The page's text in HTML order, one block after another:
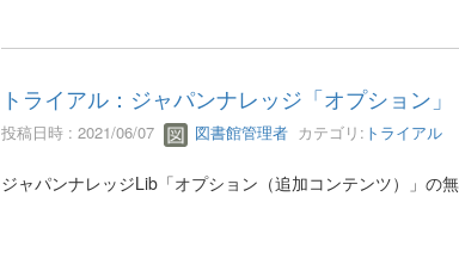
トライアル：ジャパンナレッジ「オプション」
投稿日時 : 2021/06/07 図書館管理者カテゴリ: トライアル
ジャパンナレッジLib「オプション（追加コンテンツ）」の